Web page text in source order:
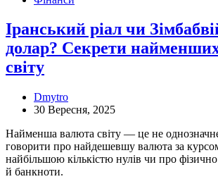
Іранський ріал чи
долар? Секрети
світу
Dmytro
30 Вересня, 2025
Найменша валюта світу — це не
говорити про найдешевшу валюта за
найбільшою кількістю нулів чи про
й банкноти.